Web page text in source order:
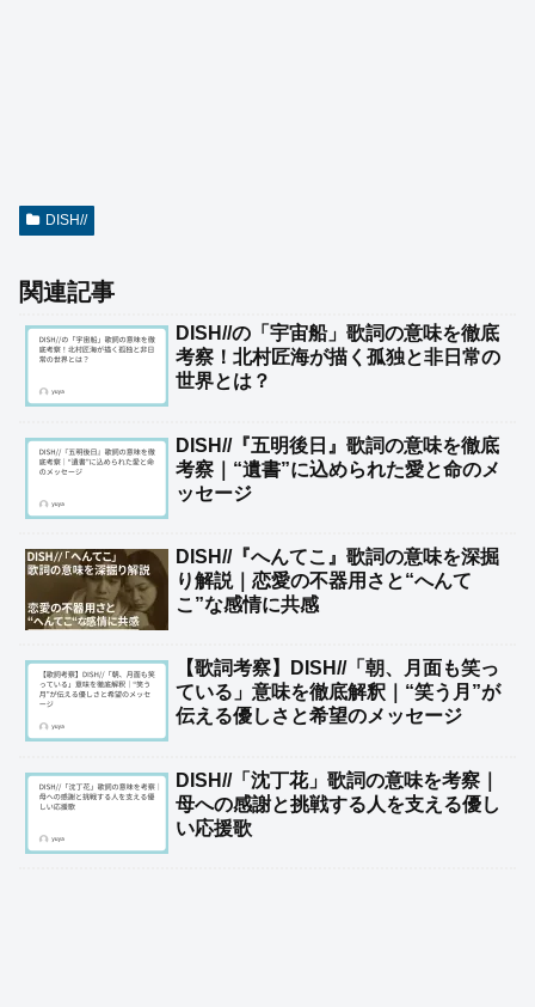
DISH//
関連記事
DISH//の「宇宙船」歌詞の意味を徹底
考察！北村匠海が描く孤独と非日常の
世界とは？
DISH//『五明後日』歌詞の意味を徹底
考察｜“遺書”に込められた愛と命のメ
ッセージ
DISH//『へんてこ』歌詞の意味を深掘
り解説｜恋愛の不器用さと“へんて
こ”な感情に共感
【歌詞考察】DISH//「朝、月面も笑っ
ている」意味を徹底解釈｜“笑う月”が
伝える優しさと希望のメッセージ
DISH//「沈丁花」歌詞の意味を考察｜
母への感謝と挑戦する人を支える優し
い応援歌